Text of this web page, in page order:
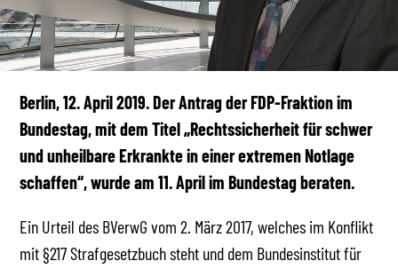
Berlin, 12. April 2019. Der Antrag der FDP-Fraktion im
Bundestag, mit dem Titel „Rechtssicherheit für schwer
und unheilbare Erkrankte in einer extremen Notlage
schaffen“, wurde am 11. April im Bundestag beraten.
Ein Urteil des BVerwG vom 2. März 2017, welches im Konflikt
mit §217 Strafgesetzbuch steht und dem Bundesinstitut für